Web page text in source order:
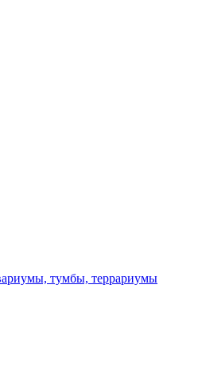
тумбы, террариумы